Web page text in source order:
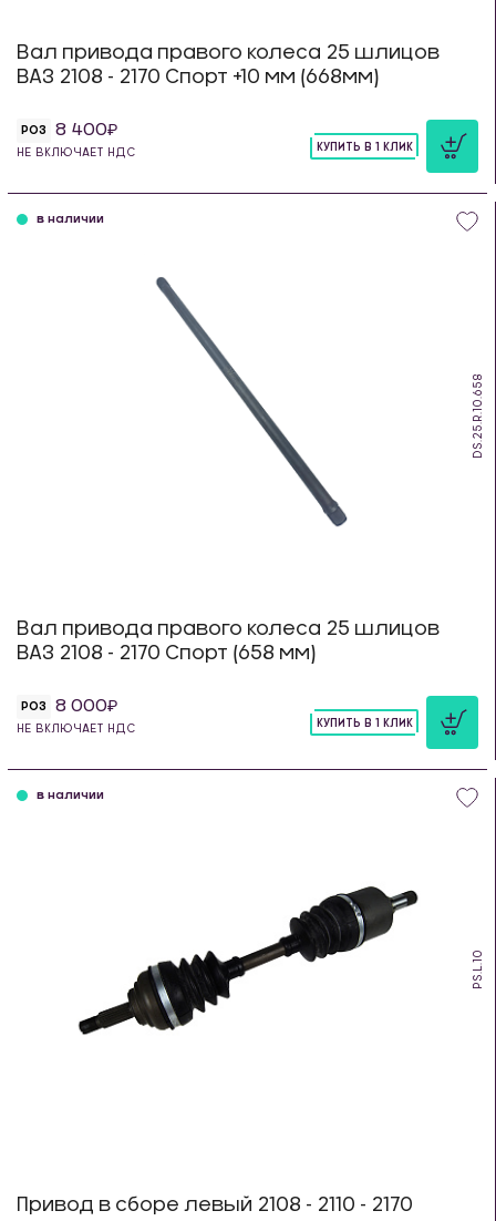
Вал привода правого колеса 25 шлицов
ВАЗ 2108 - 2170 Спорт +10 мм (668мм)
РОЗ 8 400
НЕ ВКЛЮЧАЕТ НДС
КУПИТЬ В 1 КЛИК
DS.25.R.10.658
в наличии
Вал привода правого колеса 25 шлицов
ВАЗ 2108 - 2170 Спорт (658 мм)
РОЗ 8 000
НЕ ВКЛЮЧАЕТ НДС
КУПИТЬ В 1 КЛИК
PS.L.10
в наличии
Привод в сборе левый 2108 - 2110 - 2170